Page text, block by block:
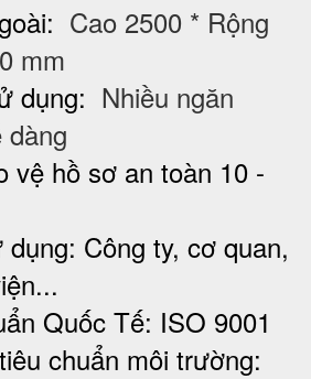
Cao 2500 * Rộng
mm
dụng: Nhiều ngăn
vệ hồ sơ an toàn 10 -
Công ty, cơ quan,
Quốc Tế: ISO 9001
chuẩn môi trường: